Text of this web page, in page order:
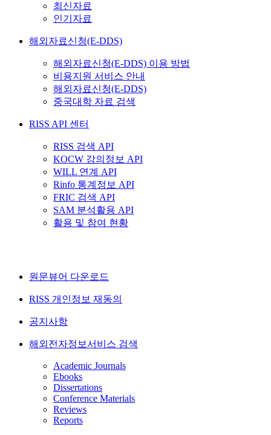
최신자료
인기자료
해외자료신청(E-DDS)
해외자료신청(E-DDS) 이용 방법
비용지원 서비스 안내
해외자료신청(E-DDS)
중국대학 자료 검색
RISS API 센터
RISS 검색 API
KOCW 강의정보 API
WILL 연계 API
Rinfo 통계정보 API
FRIC 검색 API
SAM 분석활용 API
활용 및 참여 현황
원문뷰어 다운로드
RISS 개인정보 재동의
공지사항
해외전자정보서비스 검색
Academic Journals
Ebooks
Dissertations
Conference Materials
Reviews
Reports